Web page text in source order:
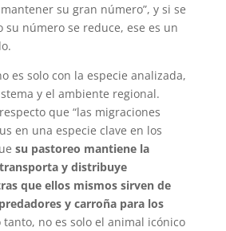
su gran número”, y si se
su número se reduce, ese es un
es solo con la especie analizada,
y el ambiente regional.
que “las migraciones
en una especie clave en los
su pastoreo mantiene la
y distribuye
que ellos mismos sirven de
y carroña para los
tanto, no es solo el animal icónico